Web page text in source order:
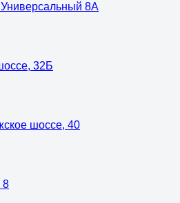
Универсальный 8А
32Б
шоссе, 40
8